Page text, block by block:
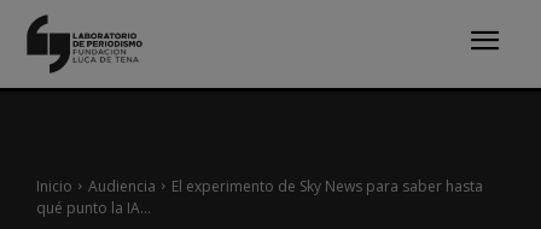
Inicio Audiencia
El experimento de Sky News para saber hasta
qué punto la IA...